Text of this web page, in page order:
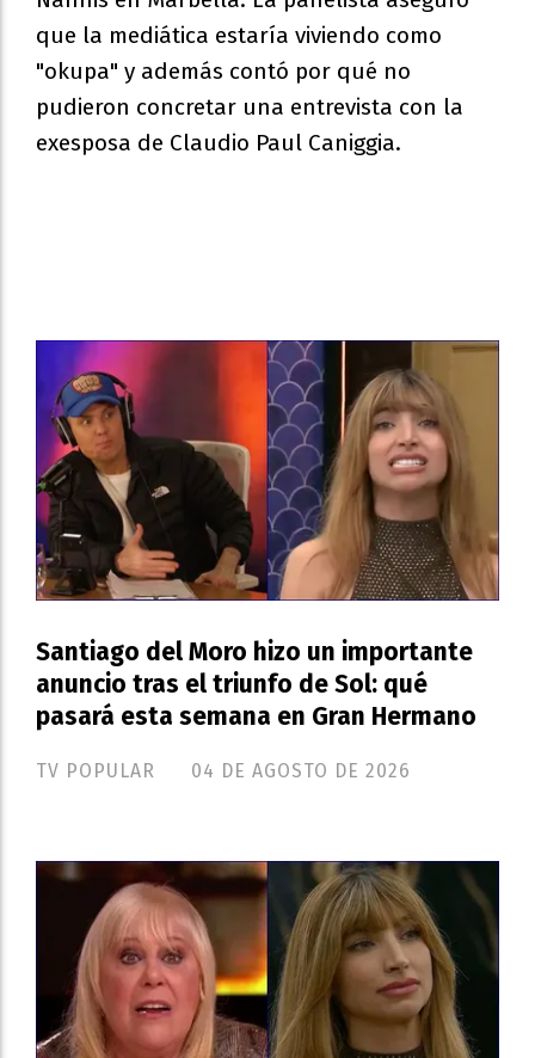
que la mediática estaría viviendo como
"okupa" y además contó por qué no
pudieron concretar una entrevista con la
exesposa de Claudio Paul Caniggia.
Santiago del Moro hizo un importante
anuncio tras el triunfo de Sol: qué
pasará esta semana en Gran Hermano
TV POPULAR 04 DE AGOSTO DE 2026